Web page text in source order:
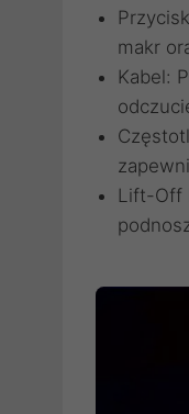
makr
Kabel:
Lift-Off